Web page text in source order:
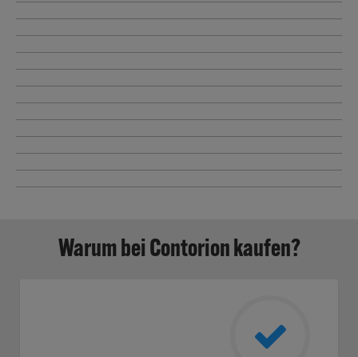
Warum bei Contorion kaufen?